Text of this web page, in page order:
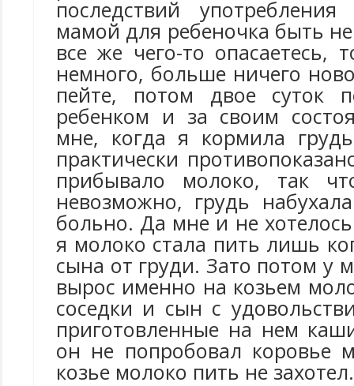
последствий
мамой для ребеночка быть
все же чего-то опасаетесь,
немного, больше ничего
пейте, потом двое суток
ребенком и за своим
мне, когда я кормила
практически
прибывало молоко, так
невозможно, грудь
больно. Да мне и не
я молоко стала пить лишь
сына от груди. Зато потом у
вырос именно на козьем
соседки и сын с
приготовленные на нем
он не попробовал коровье
козье молоко пить не захотел.